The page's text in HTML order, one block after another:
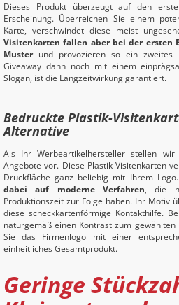
Dieses Produkt überzeugt auf den
Erscheinung. Überreichen Sie einem
Karte, verschwindet diese meist
Visitenkarten fallen aber bei der ersten
Musterund provozieren so ein zweites
Giveaway dann noch mit einem
Slogan, ist die Langzeitwirkung garantiert.
Bedruckte Plastik-
Alternative
Als Ihr Werbeartikelhersteller stellen
Angebote vor. Diese Plastik-Visitenkarten
Druckfläche ganz beliebig mit Ihrem Logo.
dabei auf moderne Verfahren, die
Produktionszeit zur Folge haben. Ihr Motiv
diese scheckkartenförmige Kontakthilfe.
naturgemäß einen Kontrast zum
Sie das Firmenlogo mit einer
einheitliches Gesamtprodukt.
Geringe